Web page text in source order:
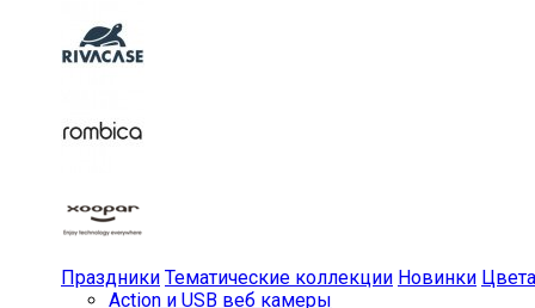
Праздники Тематические коллекции Новинки Цвета
Action и USB веб камеры